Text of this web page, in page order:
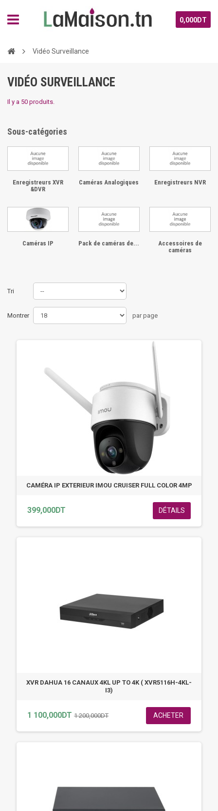
0,000DT
Vidéo Surveillance
VIDÉO SURVEILLANCE
Il y a 50 produits.
Sous-catégories
Enregistreurs XVR
&DVR
Caméras Analogiques Enregistreurs NVR
Caméras IP Pack de caméras de...
Accessoires de
caméras
Tri
Montrer par page
CAMÉRA IP EXTERIEUR IMOU CRUISER FULL COLOR 4MP
399,000DT DÉTAILS
XVR DAHUA 16 CANAUX 4KL UP TO 4K ( XVR5116H-4KL-
I3)
1 100,000DT 1 200,000DT ACHETER